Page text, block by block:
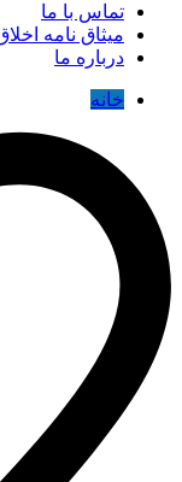
تماس با ما
میثاق نامه
درباره ما
خانه